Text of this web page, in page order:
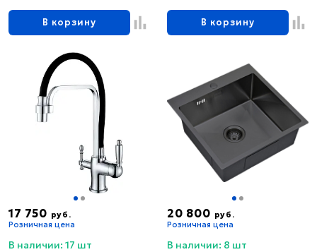
В корзину В корзину
17 750 руб.
Розничная цена
В наличии: 17 шт
20 800 руб.
Розничная цена
В наличии: 8 шт